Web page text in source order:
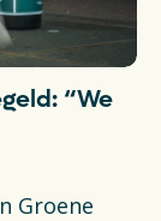
“We
Groene